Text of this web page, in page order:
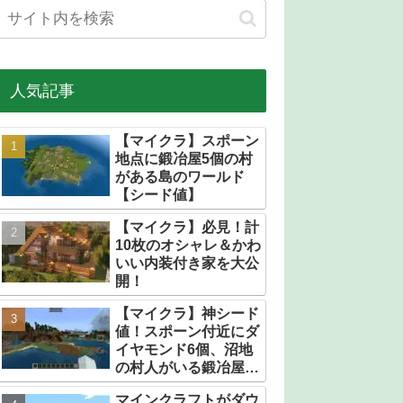
人気記事
【マイクラ】スポーン
地点に鍛冶屋5個の村
がある島のワールド
【シード値】
【マイクラ】必見！計
10枚のオシャレ＆かわ
いい内装付き家を大公
開！
【マイクラ】神シード
値！スポーン付近にダ
イヤモンド6個、沼地
の村人がいる鍛冶屋だ
らけの村【統合版】
マインクラフトがダウ